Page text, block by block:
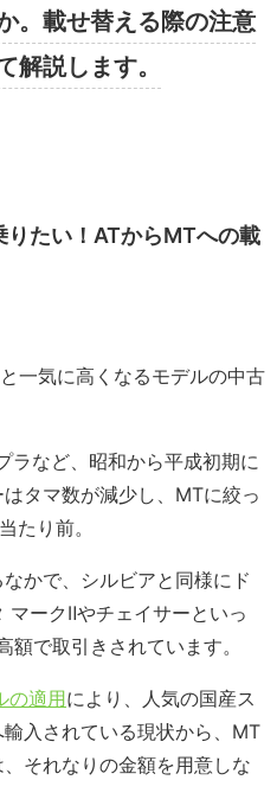
。載せ替える際の注意
解説します。
たい！ATからMTへの載
一気に高くなるモデルの中古
ラなど、昭和から平成初期に
タマ数が減少し、MTに絞っ
たり前。
かで、シルビアと同様にド
マークⅡやチェイサーといっ
で取引きされています。
の適用により、人気の国産ス
入されている現状から、MT
それなりの金額を用意しな